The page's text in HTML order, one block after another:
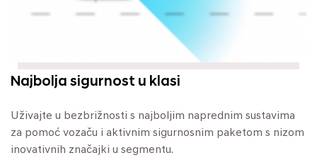
Najbolja sigurnost u klasi
Uživajte u bezbrižnosti s najboljim naprednim sustavima
za pomoć vozaču i aktivnim sigurnosnim paketom s nizom
inovativnih značajki u segmentu.